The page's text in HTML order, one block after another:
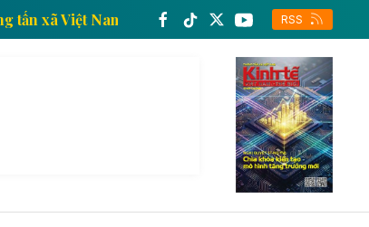
của Thông tấn xã Việt Nam Trang thông
RSS